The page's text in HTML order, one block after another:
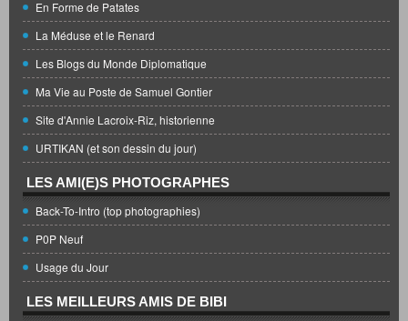
En Forme de Patates
La Méduse et le Renard
Les Blogs du Monde Diplomatique
Ma Vie au Poste de Samuel Gontier
Site d'Annie Lacroix-Riz, historienne
URTIKAN (et son dessin du jour)
LES AMI(E)S PHOTOGRAPHES
Back-To-Intro (top photographies)
P0P Neuf
Usage du Jour
LES MEILLEURS AMIS DE BIBI